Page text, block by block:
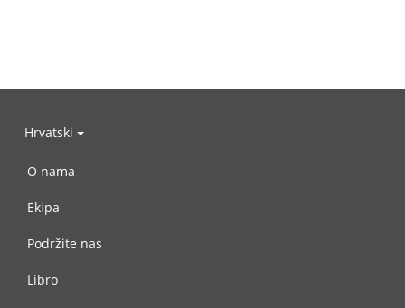
Hrvatski
O nama
Ekipa
Podržite nas
Libro